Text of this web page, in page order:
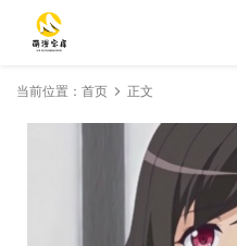
当前位置： 首页 正文